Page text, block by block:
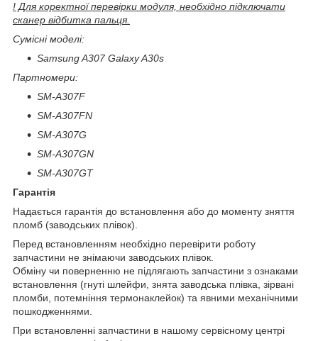
! Для коректної перевірки модуля, необхідно підключати
сканер відбитка пальця.
Сумісні моделі:
Samsung A307 Galaxy A30s
Партномери:
SM-A307F
SM-A307FN
SM-A307G
SM-A307GN
SM-A307GT
Гарантія
Надається гарантія до встановлення або до моменту зняття
пломб (заводських плівок).
Перед встановленням необхідно перевірити роботу
запчастини не знімаючи заводських плівок.
Обміну чи поверненню не підлягають запчастини з ознаками
встановлення (гнуті шлейфи, знята заводська плівка, зірвані
пломби, потемніння термонаклейок) та явними механічними
пошкодженнями.
При встановленні запчастини в нашому сервісному центрі